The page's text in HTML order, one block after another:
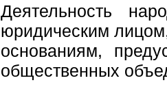
Деятельность
юридическим
основаниям,
общественных